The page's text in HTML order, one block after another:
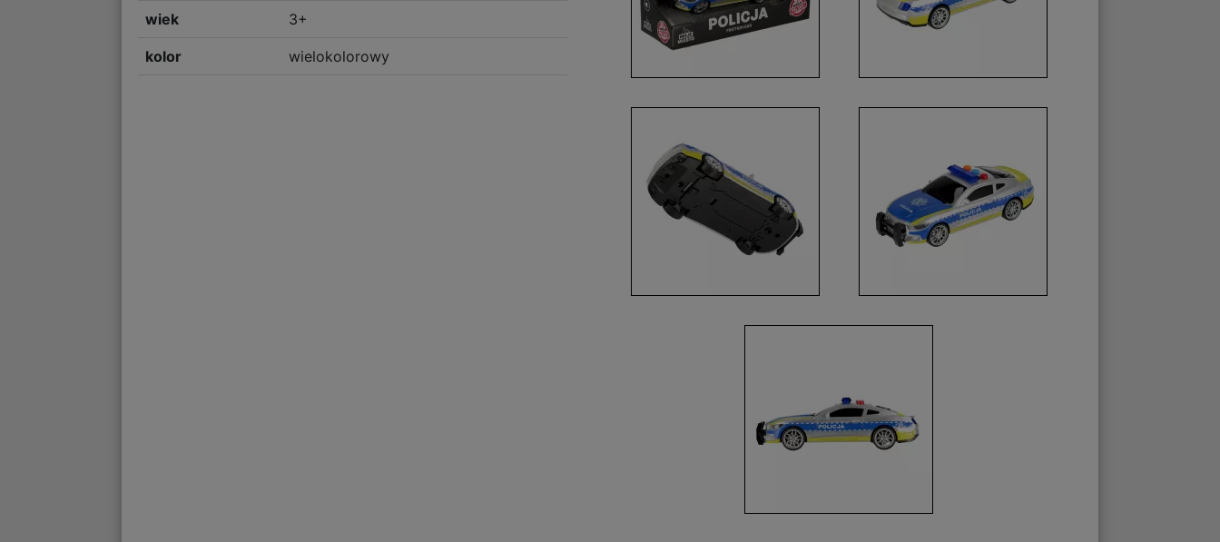
wiek 3+
kolor wielokolorowy